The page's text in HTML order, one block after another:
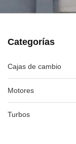
Categorías
Cajas de cambio
Motores
Turbos